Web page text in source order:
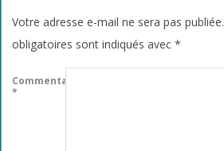
Votre adresse e-mail ne sera pas publiée.
obligatoires sont indiqués avec *
Commentaire
*